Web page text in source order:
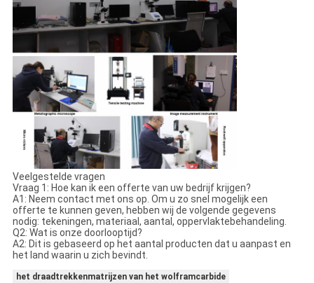
Veelgestelde vragen
Vraag 1: Hoe kan ik een offerte van uw bedrijf krijgen?
A1: Neem contact met ons op. Om u zo snel mogelijk een
offerte te kunnen geven, hebben wij de volgende gegevens
nodig: tekeningen, materiaal, aantal, oppervlaktebehandeling.
Q2: Wat is onze doorlooptijd?
A2: Dit is gebaseerd op het aantal producten dat u aanpast en
het land waarin u zich bevindt.
het draadtrekkenmatrijzen van het wolframcarbide